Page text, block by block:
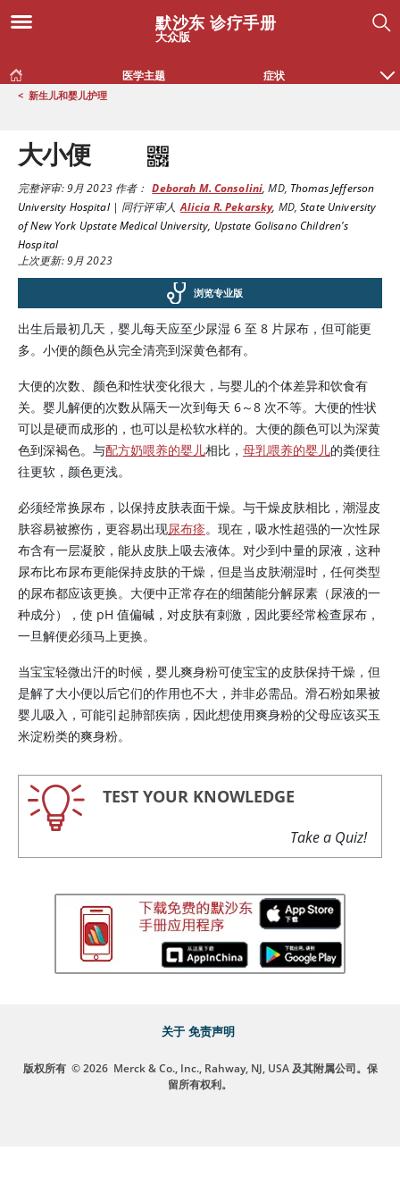
默沙东 诊疗手册
大众版
医学主题 症状
< 新生儿和婴儿护理
大小便
完整评审:9月 2023作者： Deborah M. Consolini,MD, Thomas Jefferson
University Hospital| 同行评审人 Alicia R. Pekarsky, MD,State University
of New York Upstate Medical University, Upstate Golisano Children's
Hospital
上次更新: 9月 2023
浏览专业版
出生后最初几天，婴儿每天应至少尿湿 6 至 8 片尿布，但可能更
多。小便的颜色从完全清亮到深黄色都有。
大便的次数、颜色和性状变化很大，与婴儿的个体差异和饮食有
关。婴儿解便的次数从隔天一次到每天 6～8 次不等。大便的性状
可以是硬而成形的，也可以是松软水样的。大便的颜色可以为深黄
色到深褐色。与配方奶喂养的婴儿相比， 母乳喂养的婴儿的粪便往
往更软，颜色更浅。
必须经常换尿布，以保持皮肤表面干燥。与干燥皮肤相比，潮湿皮
肤容易被擦伤，更容易出现尿布疹。现在，吸水性超强的一次性尿
布含有一层凝胶，能从皮肤上吸去液体。对少到中量的尿液，这种
尿布比布尿布更能保持皮肤的干燥，但是当皮肤潮湿时，任何类型
的尿布都应该更换。大便中正常存在的细菌能分解尿素（尿液的一
种成分），使 pH 值偏碱，对皮肤有刺激，因此要经常检查尿布，
一旦解便必须马上更换。
当宝宝轻微出汗的时候，婴儿爽身粉可使宝宝的皮肤保持干燥，但
是解了大小便以后它们的作用也不大，并非必需品。滑石粉如果被
婴儿吸入，可能引起肺部疾病，因此想使用爽身粉的父母应该买玉
米淀粉类的爽身粉。
TEST YOUR KNOWLEDGE
Take a Quiz!
关于 免责声明
版权所有 © 2026 Merck & Co., Inc., Rahway, NJ, USA 及其附属公司。保
留所有权利。